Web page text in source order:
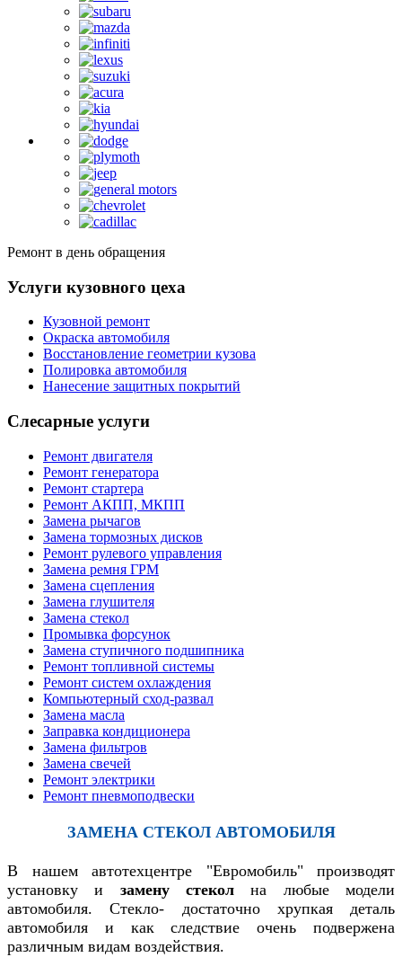
Ремонт в день обращения
Услуги кузовного цеха
Кузовной ремонт
Окраска автомобиля
Восстановление геометрии кузова
Полировка автомобиля
Нанесение защитных покрытий
Слесарные услуги
Ремонт двигателя
Ремонт генератора
Ремонт стартера
Ремонт АКПП, МКПП
Замена рычагов
Замена тормозных дисков
Ремонт рулевого управления
Замена ремня ГРМ
Замена сцепления
Замена глушителя
Замена стекол
Промывка форсунок
Замена ступичного подшипника
Ремонт топливной системы
Ремонт систем охлаждения
Компьютерный сход-развал
Замена масла
Заправка кондиционера
Замена фильтров
Замена свечей
Ремонт электрики
Ремонт пневмоподвески
ЗАМЕНА СТЕКОЛ АВТОМОБИЛЯ
В нашем автотехцентре "Евромобиль" производят
установку и замену стекол на любые модели
автомобиля. Стекло- достаточно хрупкая деталь
автомобиля и как следствие очень подвержена
различным видам воздействия.